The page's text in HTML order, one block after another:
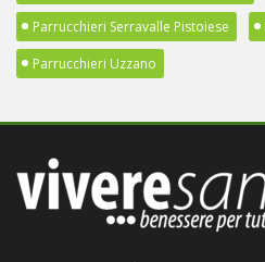
Parrucchieri Serravalle Pistoiese
Parrucchieri Uzzano